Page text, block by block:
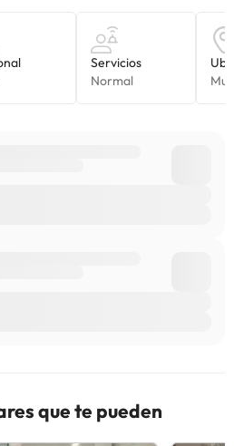
que te pueden